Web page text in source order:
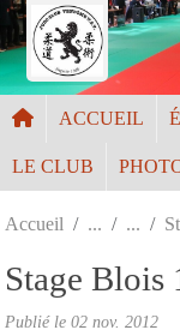
ACCUEIL
LE CLUB
Accueil
Stage Blois
Publié le 02 nov. 2012
Panneau de gestion